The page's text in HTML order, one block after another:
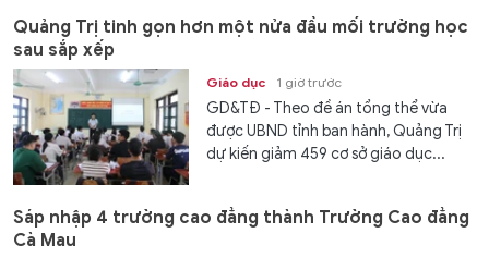
Quảng Trị tinh gọn hơn một nửa đầu mối trường học
sau sắp xếp
Giáo dục 1 giờ trước
GD&TĐ - Theo đề án tổng thể vừa
được UBND tỉnh ban hành, Quảng Trị
dự kiến giảm 459 cơ sở giáo dục...
Sáp nhập 4 trường cao đẳng thành Trường Cao đẳng
Cà Mau